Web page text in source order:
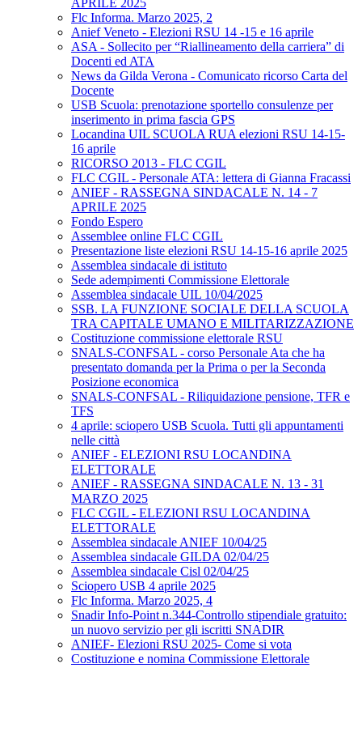
APRILE 2025
Flc Informa. Marzo 2025, 2
Anief Veneto - Elezioni RSU 14 -15 e 16 aprile
ASA - Sollecito per “Riallineamento della carriera” di
Docenti ed ATA
News da Gilda Verona - Comunicato ricorso Carta del
Docente
USB Scuola: prenotazione sportello consulenze per
inserimento in prima fascia GPS
Locandina UIL SCUOLA RUA elezioni RSU 14-15-
16 aprile
RICORSO 2013 - FLC CGIL
FLC CGIL - Personale ATA: lettera di Gianna Fracassi
ANIEF - RASSEGNA SINDACALE N. 14 - 7
APRILE 2025
Fondo Espero
Assemblee online FLC CGIL
Presentazione liste elezioni RSU 14-15-16 aprile 2025
Assemblea sindacale di istituto
Sede adempimenti Commissione Elettorale
Assemblea sindacale UIL 10/04/2025
SSB. LA FUNZIONE SOCIALE DELLA SCUOLA
TRA CAPITALE UMANO E MILITARIZZAZIONE
Costituzione commissione elettorale RSU
SNALS-CONFSAL - corso Personale Ata che ha
presentato domanda per la Prima o per la Seconda
Posizione economica
SNALS-CONFSAL - Riliquidazione pensione, TFR e
TFS
4 aprile: sciopero USB Scuola. Tutti gli appuntamenti
nelle città
ANIEF - ELEZIONI RSU LOCANDINA
ELETTORALE
ANIEF - RASSEGNA SINDACALE N. 13 - 31
MARZO 2025
FLC CGIL - ELEZIONI RSU LOCANDINA
ELETTORALE
Assemblea sindacale ANIEF 10/04/25
Assemblea sindacale GILDA 02/04/25
Assemblea sindacale Cisl 02/04/25
Sciopero USB 4 aprile 2025
Flc Informa. Marzo 2025, 4
Snadir Info-Point n.344-Controllo stipendiale gratuito:
un nuovo servizio per gli iscritti SNADIR
ANIEF- Elezioni RSU 2025- Come si vota
Costituzione e nomina Commissione Elettorale